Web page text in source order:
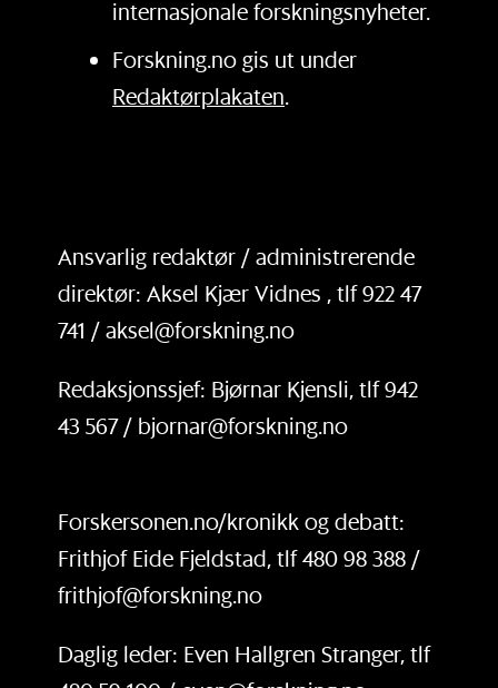
internasjonale forskningsnyheter.
Forskning.no gis ut under
Redaktørplakaten.
Ansvarlig redaktør / administrerende
direktør: Aksel Kjær Vidnes , tlf 922 47
741 / aksel@forskning.no
Redaksjonssjef: Bjørnar Kjensli, tlf 942
43 567 / bjornar@forskning.no
Forskersonen.no/kronikk og debatt:
Frithjof Eide Fjeldstad, tlf 480 98 388 /
frithjof@forskning.no
Daglig leder: Even Hallgren Stranger, tlf